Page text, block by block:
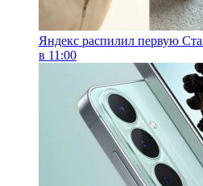
Яндекс распилил первую
в 11:00